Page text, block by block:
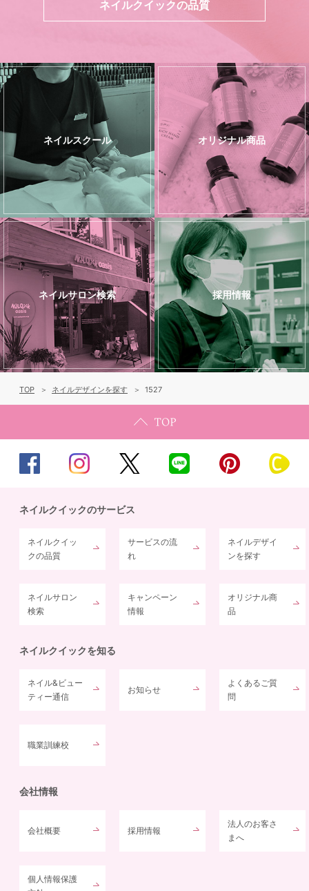
ネイルクイックの品質
ネイルスクール オリジナル商品
ネイルサロン検索 採用情報
TOP ネイルデザインを探す 1527
ネイルクイックのサービス
ネイルクイッ
クの品質
サービスの流
れ
ネイルデザイ
ンを探す
ネイルサロン
検索
キャンペーン
情報
オリジナル商
品
ネイルクイックを知る
ネイル&ビュー
ティー通信
お知らせ
よくあるご質
問
職業訓練校
会社情報
会社概要 採用情報
法人のお客さ
まへ
個人情報保護